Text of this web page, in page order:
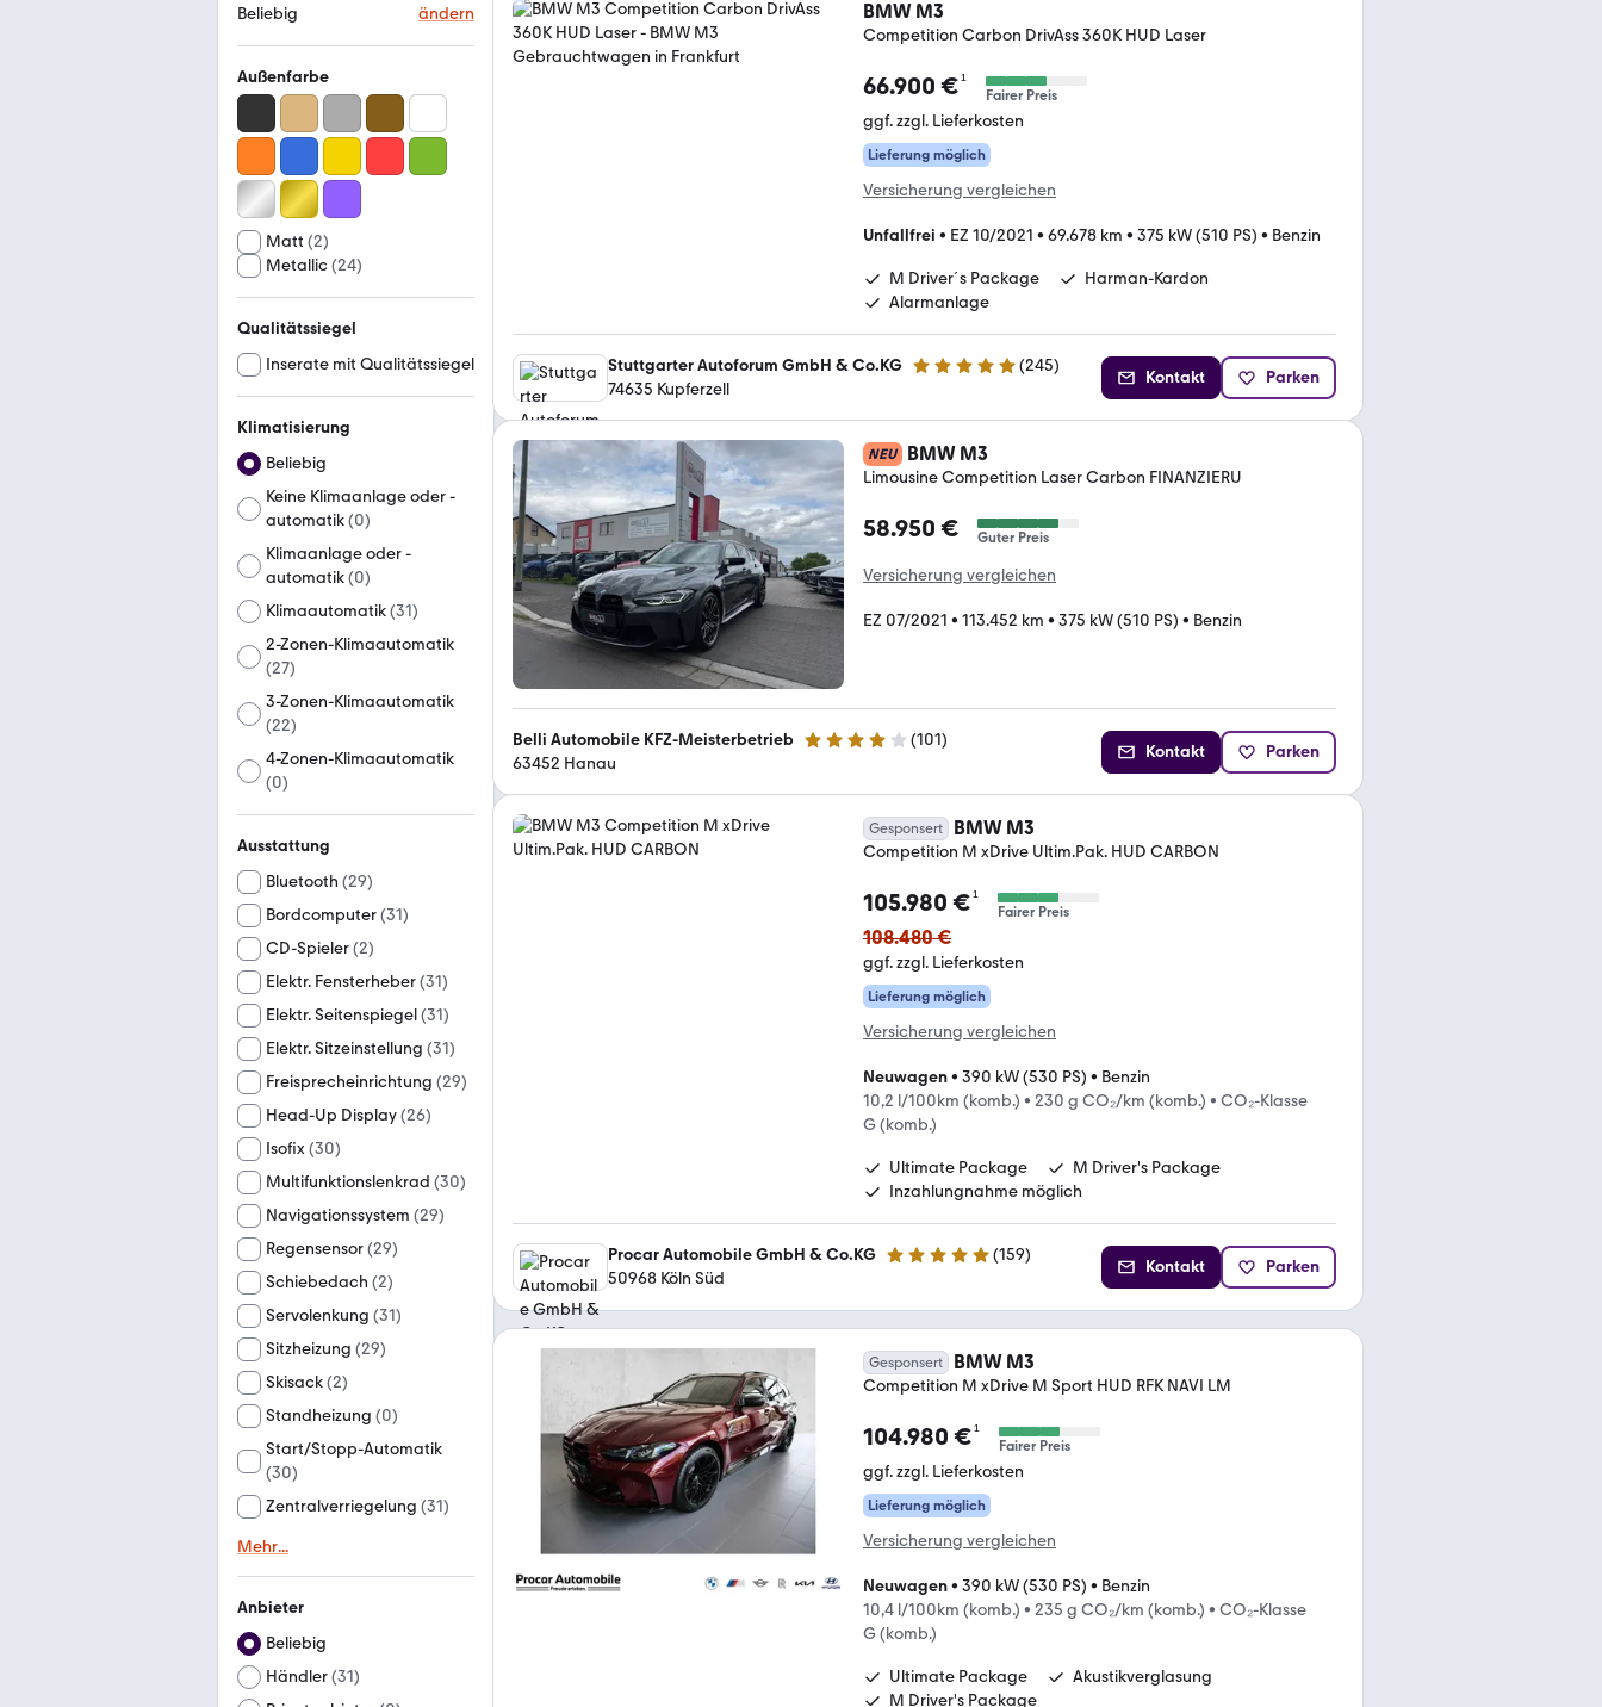
Beliebig
ändern
Außenfarbe
Matt (2)
Metallic(24)
Qualitätssiegel
Inserate mit Qualitätssiegel
Klimatisierung
Beliebig
Keine Klimaanlage oder -
automatik(0)
Klimaanlage oder -
automatik(0)
Klimaautomatik(31)
2-Zonen-Klimaautomatik
(27)
3-Zonen-Klimaautomatik
(22)
4-Zonen-Klimaautomatik
(0)
Ausstattung
Bluetooth (29)
Bordcomputer(31)
CD-Spieler(2)
Elektr. Fensterheber(31)
Elektr. Seitenspiegel(31)
Elektr. Sitzeinstellung (31)
Freisprecheinrichtung (29)
Head-Up Display(26)
Isofix(30)
Multifunktionslenkrad (30)
Navigationssystem (29)
Regensensor(29)
Schiebedach (2)
Servolenkung (31)
Sitzheizung (29)
Skisack(2)
Standheizung (0)
Start/Stopp-Automatik
(30)
Zentralverriegelung (31)
Mehr...
Anbieter
Beliebig
Händler(31)
BMW M3
Competition Carbon DrivAss 360K HUD Laser
66.900 €¹
Fairer Preis
ggf. zzgl. Lieferkosten
Lieferung möglich
Versicherung vergleichen
Unfallfrei • EZ 10/2021 • 69.678 km • 375 kW (510 PS) • Benzin
M Driver´s Package
Harman-Kardon
Alarmanlage
Stuttgarter Autoforum GmbH & Co.KG 4.8 Sterne (245)
74635 Kupferzell
Kontakt Parken
NEU BMW M3
Limousine Competition Laser Carbon FINANZIERU
58.950 € Guter Preis
Versicherung vergleichen
EZ 07/2021 • 113.452 km • 375 kW (510 PS) • Benzin
Belli Automobile KFZ-Meisterbetrieb 4.2 Sterne (101)
63452 Hanau
Kontakt Parken
Gesponsert BMW M3
Competition M xDrive Ultim.Pak. HUD CARBON
105.980 €¹
Fairer Preis
108.480 €
ggf. zzgl. Lieferkosten
Lieferung möglich
Versicherung vergleichen
Neuwagen• 390 kW (530 PS) • Benzin
10,2 l/100km (komb.) • 230 g CO₂/km (komb.) • CO₂-Klasse
G (komb.)
Ultimate Package
M Driver's Package
Inzahlungnahme möglich
Procar Automobile GmbH & Co.KG 4.8 Sterne (159)
50968 Köln Süd
Kontakt Parken
Gesponsert BMW M3
Competition M xDrive M Sport HUD RFK NAVI LM
104.980 €¹
Fairer Preis
ggf. zzgl. Lieferkosten
Lieferung möglich
Versicherung vergleichen
Neuwagen• 390 kW (530 PS) • Benzin
10,4 l/100km (komb.) • 235 g CO₂/km (komb.) • CO₂-Klasse
G (komb.)
Ultimate Package
Akustikverglasung
M Driver's Package